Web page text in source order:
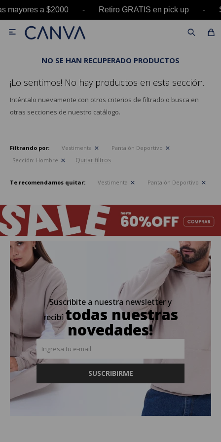
mayores a $2000 - Retiro GRATIS en pick

NO SE HAN RECUPERADO PRODUCTOS
¡Lo sentimos! No hay productos en esta sección.
Inténtalo nuevamente con otros criterios de filtrado o busca en
otras secciones de nuestro catálogo.
Filtrando por: Vestimenta
Pantalón Deportivo
Sección: Hombre Quitar filtros
Te recomendamos quitar: Vestimenta Pantalón Deportivo
Suscribite a nuestra newsletter y
recibí todas nuestras
novedades!
SUSCRIBIRME